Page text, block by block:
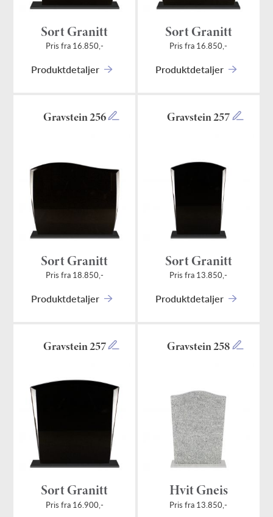
Sort Granitt
Pris fra 16.850,-
Produktdetaljer
Sort Granitt
Pris fra 16.850,-
Produktdetaljer
Gravstein 256
Sort Granitt
Pris fra 18.850,-
Produktdetaljer
Gravstein 257
Sort Granitt
Pris fra 13.850,-
Produktdetaljer
Gravstein 257
Sort Granitt
Pris fra 16.900,-
Gravstein 258
Hvit Gneis
Pris fra 13.850,-